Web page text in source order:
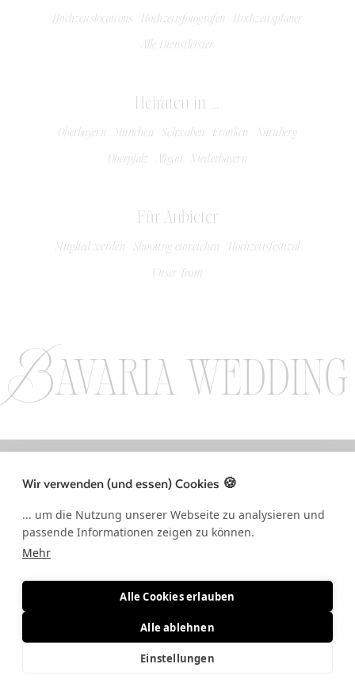
Wir verwenden (und essen) Cookies 🍪
... um die Nutzung unserer Webseite zu analysieren und
passende Informationen zeigen zu können.
Mehr
Alle Cookies erlauben
Alle ablehnen
Einstellungen
Hochzeitslocations Hochzeitsfotografen Hochzeitsplaner
Alle Dienstleister
Heiraten in ...
Oberbayern München Schwaben Franken Nürnberg
Oberpfalz Allgäu Niederbayern
Für Anbieter
Mitglied werden Shooting einreichen Hochzeitsfestival
Unser Team
Bavaria wedding
© BAVARIA WEDDING 2026 • ALLE RECHTE VORBEHALTEN •